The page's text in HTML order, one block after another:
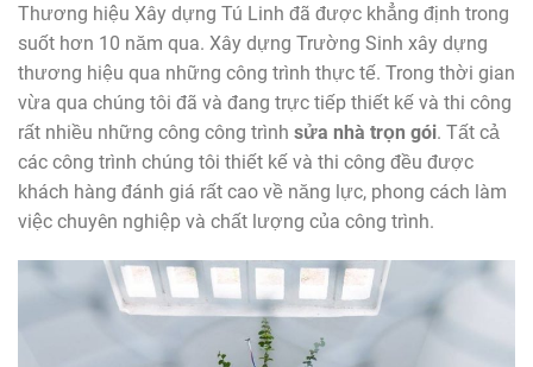
Thương hiệu Xây dựng Tú Linh đã được khẳng định trong
suốt hơn 10 năm qua. Xây dựng Trường Sinh xây dựng
thương hiệu qua những công trình thực tế. Trong thời gian
vừa qua chúng tôi đã và đang trực tiếp thiết kế và thi công
rất nhiều những công công trình sửa nhà trọn gói. Tất cả
các công trình chúng tôi thiết kế và thi công đều được
khách hàng đánh giá rất cao về năng lực, phong cách làm
việc chuyên nghiệp và chất lượng của công trình.